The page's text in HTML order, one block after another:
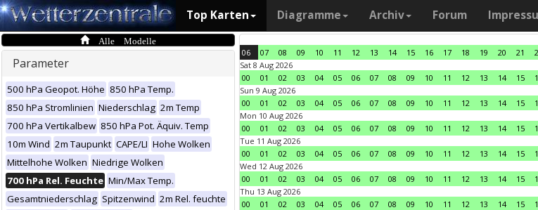
Top Karten Diagramme Archiv Forum
Alle Modelle
Parameter
500 hPa Geopot. Höhe 850 hPa Temp.
850 hPa Stromlinien Niederschlag 2m Temp
700 hPa Vertikalbew 850 hPa Pot. Äquiv. Temp
10m Wind 2m Taupunkt CAPE/LI Hohe Wolken
Mittelhohe Wolken Niedrige Wolken
700 hPa Rel. Feuchte Min/Max Temp.
Gesamtniederschlag Spitzenwind 2m Rel. feuchte
06 07 08 09 10 11 12 13 14 15 16 17 18 19 20 21
Sat 8 Aug 2026
00
01 02 03 04 05 06 07 08 09 10 11 12 13 14 15
Sun 9 Aug 2026
00
01 02 03 04 05 06 07 08 09 10 11 12 13 14 15
Mon 10 Aug 2026
00
01 02 03 04 05 06 07 08 09 10 11 12 13 14 15
Tue 11 Aug 2026
00
01 02 03 04 05 06 07 08 09 10 11 12 13 14 15
Wed 12 Aug 2026
00
01 02 03 04 05 06 07 08 09 10 11 12 13 14 15
Thu 13 Aug 2026
00
01 02 03 04 05 06 07 08 09 10 11 12 13 14 15